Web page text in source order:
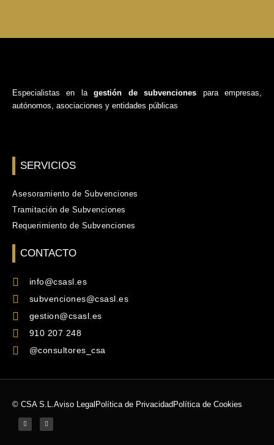
Especialistas en lagestión de subvenciones para empresas,
autónomos, asociaciones y entidades públicas
SERVICIOS
Asesoramiento de Subvenciones
Tramitación de Subvenciones
Requerimiento de Subvenciones
CONTACTO
info@csasl.es
subvenciones@csasl.es
gestion@csasl.es
910 207 248
@consultores_csa
© CSA S.L.Aviso Legal Política de Privacidad Política de Cookies
T
w
i
F
a
c